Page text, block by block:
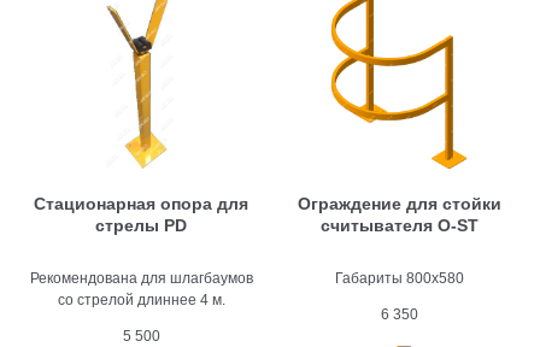
Стационарная опора для
стрелы PD
Рекомендована для шлагбаумов
со стрелой длиннее 4 м.
5 500
Ограждение для стойки
считывателя O-ST
Габариты 800x580
6 350